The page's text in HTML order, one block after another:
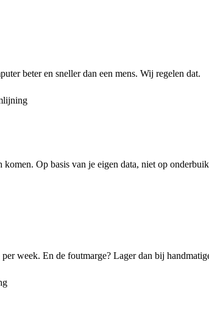
beter en sneller dan een mens. Wij regelen dat.
Op basis van je eigen data, niet op
week. En de foutmarge? Lager dan bij